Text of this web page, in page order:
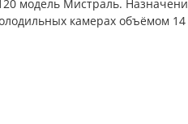
модель Мистраль.
камерах объёмом 14